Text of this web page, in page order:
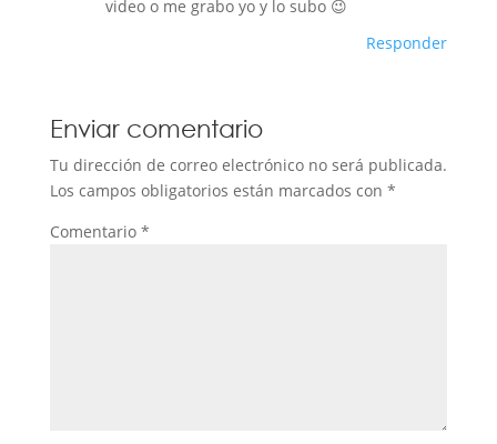
video o me grabo yo y lo subo 😉
Responder
Enviar comentario
Tu dirección de correo electrónico no será publicada.
Los campos obligatorios están marcados con *
Comentario *